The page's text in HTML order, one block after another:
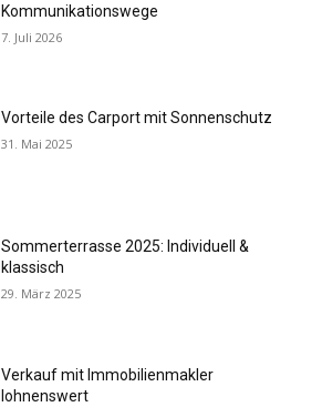
Kommunikationswege
7. Juli 2026
Vorteile des Carport mit Sonnenschutz
31. Mai 2025
Sommerterrasse 2025: Individuell &
klassisch
29. März 2025
Verkauf mit Immobilienmakler
lohnenswert